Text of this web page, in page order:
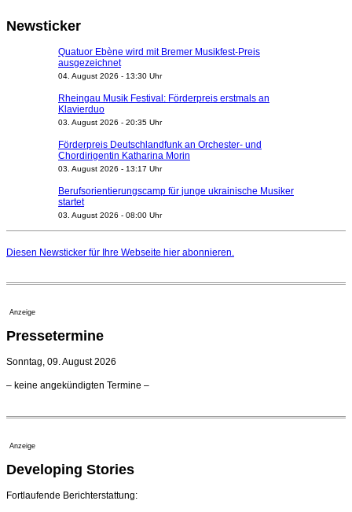
Newsticker
Quatuor Ebène wird mit Bremer Musikfest-Preis
ausgezeichnet
04. August 2026 - 13:30 Uhr
Rheingau Musik Festival: Förderpreis erstmals an
Klavierduo
03. August 2026 - 20:35 Uhr
Förderpreis Deutschlandfunk an Orchester- und
Chordirigentin Katharina Morin
03. August 2026 - 13:17 Uhr
Berufsorientierungscamp für junge ukrainische Musiker
startet
03. August 2026 - 08:00 Uhr
Nationaltheater Mannheim
Regensburger Generalmusikdirektor Stefan Veselka
Kammerorchester Heilbronn: Chefdirigent Risto Joost
verlängert bis 2030
Ensemblemitglieder
Dirigent Nicolás Pasquet mit Würth-Preis der
Jeunesses Musicales ausgezeichnet
07. August 2026 - 13:20 Uhr
Diesen Newsticker für Ihre Webseite hier abonnieren.
Anzeige
Pressetermine
Sonntag, 09. August 2026
– keine angekündigten Termine –
Anzeige
Developing Stories
Fortlaufende Berichterstattung: